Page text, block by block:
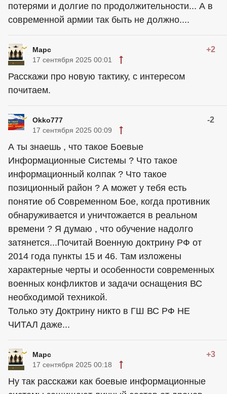
потерями и долгие по продолжительности... А в
современной армии так быть не должно....
Марс +2
17 сентября 2025 00:01
Расскажи про новую тактику, с интересом
почитаем.
Okko777 -2
17 сентября 2025 00:09
А ты знаешь , что такое Боевые
Информационные Системы ? Что такое
информационный колпак ? Что такое
позиционный район ? А может у тебя есть
понятие об Современном Бое, когда противник
обнаруживается и уничтожается в реальном
времени ? Я думаю , что обучение надолго
затянется...Почитай Военную доктрину РФ от
2014 года пункты 15 и 46. Там изложены
характерные черты и особенности современных
военных конфликтов и задачи оснащения ВС
необходимой техникой.
Только эту Доктрину никто в ГШ ВС РФ НЕ
ЧИТАЛ даже...
Марс +3
17 сентября 2025 00:18
Ну так расскажи как боевые информационные